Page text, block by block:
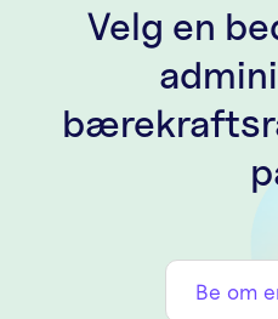
Velg en
Be om